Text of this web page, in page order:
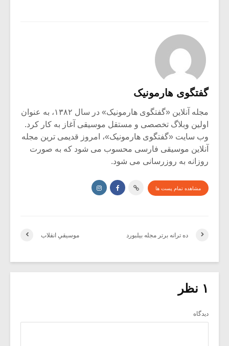
گفتگوی هارمونیک
مجله آنلاین «گفتگوی هارمونیک» در سال ۱۳۸۲، به عنوان
اولین وبلاگ تخصصی و مستقل موسیقی آغاز به کار کرد.
وب سایت «گفتگوی هارمونیک»، امروز قدیمی ترین مجله
آنلاین موسیقی فارسی محسوب می شود که به صورت
روزانه به روزرسانی می شود.
مشاهده تمام پست ها
موسیقیِ انقلاب ده ترانه برتر مجله بیلبورد
۱ نظر
دیدگاه